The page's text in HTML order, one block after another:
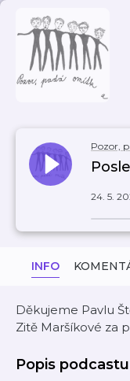
Pozor,
24. 5.
INFO
Děkujeme Pavlu
Zitě Maršíkové za
Popis podcastu